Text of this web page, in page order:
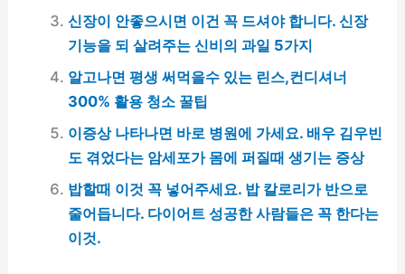
신장이 안좋으시면 이건 꼭 드셔야 합니다. 신장
기능을 되 살려주는 신비의 과일 5가지
알고나면 평생 써먹을수 있는 린스,컨디셔너
300% 활용 청소 꿀팁
이증상 나타나면 바로 병원에 가세요. 배우 김우빈
도 겪었다는 암세포가 몸에 퍼질때 생기는 증상
밥할때 이것 꼭 넣어주세요. 밥 칼로리가 반으로
줄어듭니다. 다이어트 성공한 사람들은 꼭 한다는
이것.